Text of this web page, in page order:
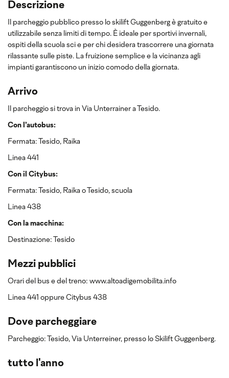
Descrizione
Il parcheggio pubblico presso lo skilift Guggenberg è gratuito e
utilizzabile senza limiti di tempo. È ideale per sportivi invernali,
ospiti della scuola sci e per chi desidera trascorrere una giornata
rilassante sulle piste. La fruizione semplice e la vicinanza agli
impianti garantiscono un inizio comodo della giornata.
Arrivo
Il parcheggio si trova in Via Unterrainer a Tesido.
Con l’autobus:
Fermata: Tesido, Raika
Linea 441
Con il Citybus:
Fermata: Tesido, Raika o Tesido, scuola
Linea 438
Con la macchina:
Destinazione: Tesido
Mezzi pubblici
Orari del bus e del treno: www.altoadigemobilita.info
Linea 441 oppure Citybus 438
Dove parcheggiare
Parcheggio: Tesido, Via Unterreiner, presso lo Skilift Guggenberg.
tutto l'anno